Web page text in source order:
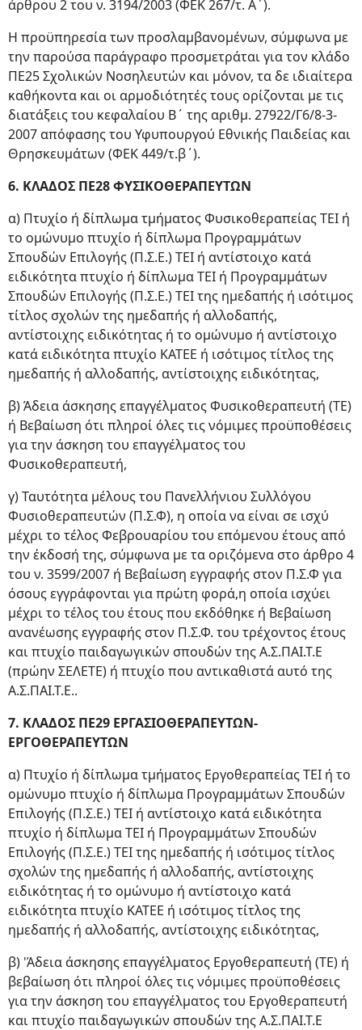
άρθρου 2 του ν. 3194/2003 (ΦΕΚ 267/τ. Α΄).
Η προϋπηρεσία των προσλαμβανομένων, σύμφωνα με
την παρούσα παράγραφο προσμετράται για τον κλάδο
ΠΕ25 Σχολικών Νοσηλευτών και μόνον, τα δε ιδιαίτερα
καθήκοντα και οι αρμοδιότητές τους ορίζονται με τις
διατάξεις του κεφαλαίου Β΄ της αριθμ. 27922/Γ6/8-3-
2007 απόφασης του Υφυπουργού Εθνικής Παιδείας και
Θρησκευμάτων (ΦΕΚ 449/τ.β΄).
6. ΚΛΑΔΟΣ ΠΕ28 ΦΥΣΙΚΟΘΕΡΑΠΕΥΤΩΝ
α) Πτυχίο ή δίπλωμα τμήματος Φυσικοθεραπείας ΤΕΙ ή
το ομώνυμο πτυχίο ή δίπλωμα Προγραμμάτων
Σπουδών Επιλογής (Π.Σ.Ε.) ΤΕΙ ή αντίστοιχο κατά
ειδικότητα πτυχίο ή δίπλωμα ΤΕΙ ή Προγραμμάτων
Σπουδών Επιλογής (Π.Σ.Ε.) ΤΕΙ της ημεδαπής ή ισότιμος
τίτλος σχολών της ημεδαπής ή αλλοδαπής,
αντίστοιχης ειδικότητας ή το ομώνυμο ή αντίστοιχο
κατά ειδικότητα πτυχίο ΚΑΤΕΕ ή ισότιμος τίτλος της
ημεδαπής ή αλλοδαπής, αντίστοιχης ειδικότητας,
β) Άδεια άσκησης επαγγέλματος Φυσικοθεραπευτή (ΤΕ)
ή Βεβαίωση ότι πληροί όλες τις νόμιμες προϋποθέσεις
για την άσκηση του επαγγέλματος του
Φυσικοθεραπευτή,
γ) Ταυτότητα μέλους του Πανελλήνιου Συλλόγου
Φυσιοθεραπευτών (Π.Σ.Φ), η οποία να είναι σε ισχύ
μέχρι το τέλος Φεβρουαρίου του επόμενου έτους από
την έκδοσή της, σύμφωνα με τα οριζόμενα στο άρθρο 4
του ν. 3599/2007 ή Βεβαίωση εγγραφής στον Π.Σ.Φ για
όσους εγγράφονται για πρώτη φορά,η οποία ισχύει
μέχρι το τέλος του έτους που εκδόθηκε ή Βεβαίωση
ανανέωσης εγγραφής στον Π.Σ.Φ. του τρέχοντος έτους
και πτυχίο παιδαγωγικών σπουδών της Α.Σ.ΠΑΙ.Τ.Ε
(πρώην ΣΕΛΕΤΕ) ή πτυχίο που αντικαθιστά αυτό της
Α.Σ.ΠΑΙ.Τ.Ε..
7. ΚΛΑΔΟΣ ΠΕ29 ΕΡΓΑΣΙΟΘΕΡΑΠΕΥΤΩΝ-
ΕΡΓΟΘΕΡΑΠΕΥΤΩΝ
α) Πτυχίο ή δίπλωμα τμήματος Εργοθεραπείας ΤΕΙ ή το
ομώνυμο πτυχίο ή δίπλωμα Προγραμμάτων Σπουδών
Επιλογής (Π.Σ.Ε.) ΤΕΙ ή αντίστοιχο κατά ειδικότητα
πτυχίο ή δίπλωμα ΤΕΙ ή Προγραμμάτων Σπουδών
Επιλογής (Π.Σ.Ε.) ΤΕΙ της ημεδαπής ή ισότιμος τίτλος
σχολών της ημεδαπής ή αλλοδαπής, αντίστοιχης
ειδικότητας ή το ομώνυμο ή αντίστοιχο κατά
ειδικότητα πτυχίο ΚΑΤΕΕ ή ισότιμος τίτλος της
ημεδαπής ή αλλοδαπής, αντίστοιχης ειδικότητας,
β) 'Άδεια άσκησης επαγγέλματος Εργοθεραπευτή (ΤΕ) ή
βεβαίωση ότι πληροί όλες τις νόμιμες προϋποθέσεις
για την άσκηση του επαγγέλματος του Εργοθεραπευτή
και πτυχίο παιδαγωγικών σπουδών της Α.Σ.ΠΑΙ.Τ.Ε